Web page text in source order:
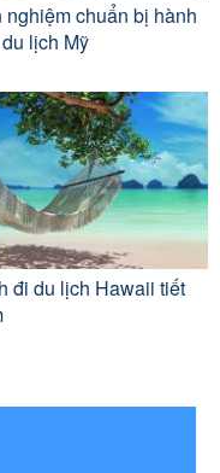
nghiệm chuẩn bị hành
lịch Mỹ
đi du lịch Hawaii tiết